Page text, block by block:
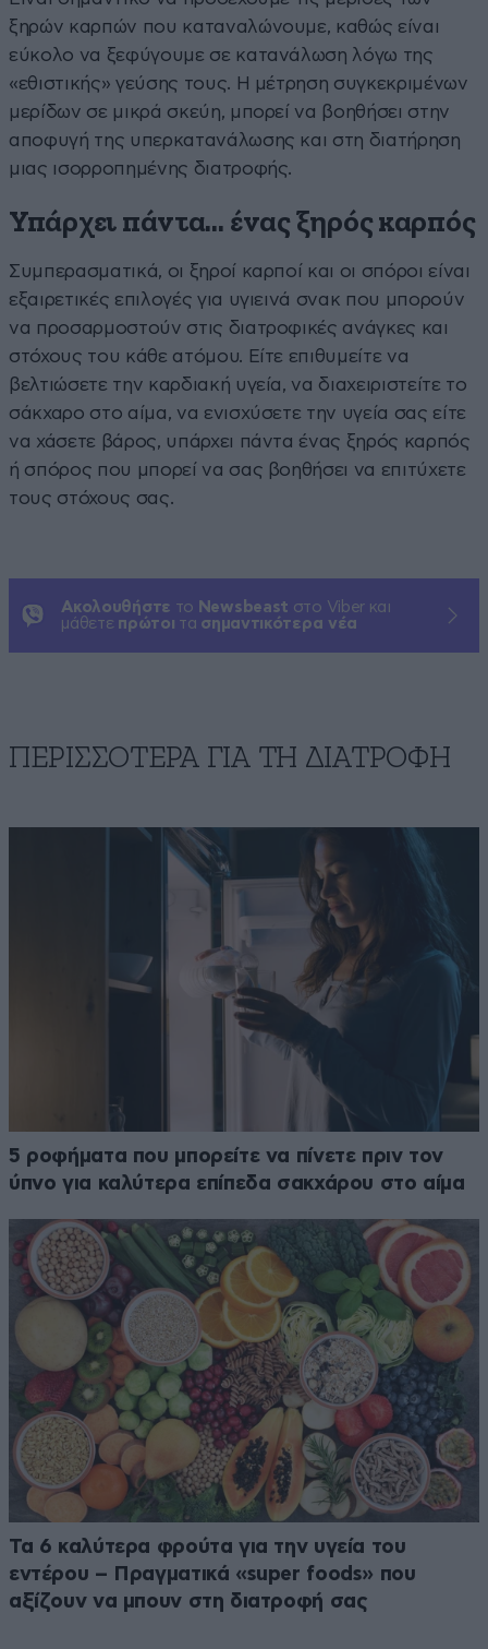
ξηρών καρπών που καταναλώνουμε, καθώς είναι
εύκολο να ξεφύγουμε σε κατανάλωση λόγω της
«εθιστικής» γεύσης τους. Η μέτρηση συγκεκριμένων
μερίδων σε μικρά σκεύη, μπορεί να βοηθήσει στην
αποφυγή της υπερκατανάλωσης και στη διατήρηση
μιας ισορροπημένης διατροφής.
Υπάρχει πάντα… ένας ξηρός καρπός
Συμπερασματικά, οι ξηροί καρποί και οι σπόροι είναι
εξαιρετικές επιλογές για υγιεινά σνακ που μπορούν
να προσαρμοστούν στις διατροφικές ανάγκες και
στόχους του κάθε ατόμου. Είτε επιθυμείτε να
βελτιώσετε την καρδιακή υγεία, να διαχειριστείτε το
σάκχαρο στο αίμα, να ενισχύσετε την υγεία σας είτε
να χάσετε βάρος, υπάρχει πάντα ένας ξηρός καρπός
ή σπόρος που μπορεί να σας βοηθήσει να επιτύχετε
τους στόχους σας.
Ακολουθήστε το Newsbeast στο Viber και
μάθετε πρώτοι τα σημαντικότερα νέα
ΠΕΡΙΣΣΟΤΕΡΑ ΓΙΑ ΤΗ ΔΙΑΤΡΟΦΗ
5 ροφήματα που μπορείτε να πίνετε πριν τον
ύπνο για καλύτερα επίπεδα σακχάρου στο αίμα
Τα 6 καλύτερα φρούτα για την υγεία του
εντέρου – Πραγματικά «super foods» που
αξίζουν να μπουν στη διατροφή σας